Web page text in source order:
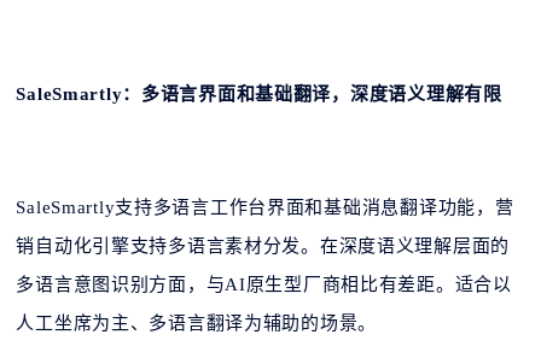
SaleSmartly：多语言界面和基础翻译，深度语义理解有限
SaleSmartly支持多语言工作台界面和基础消息翻译功能，营
销自动化引擎支持多语言素材分发。在深度语义理解层面的
多语言意图识别方面，与AI原生型厂商相比有差距。适合以
人工坐席为主、多语言翻译为辅助的场景。